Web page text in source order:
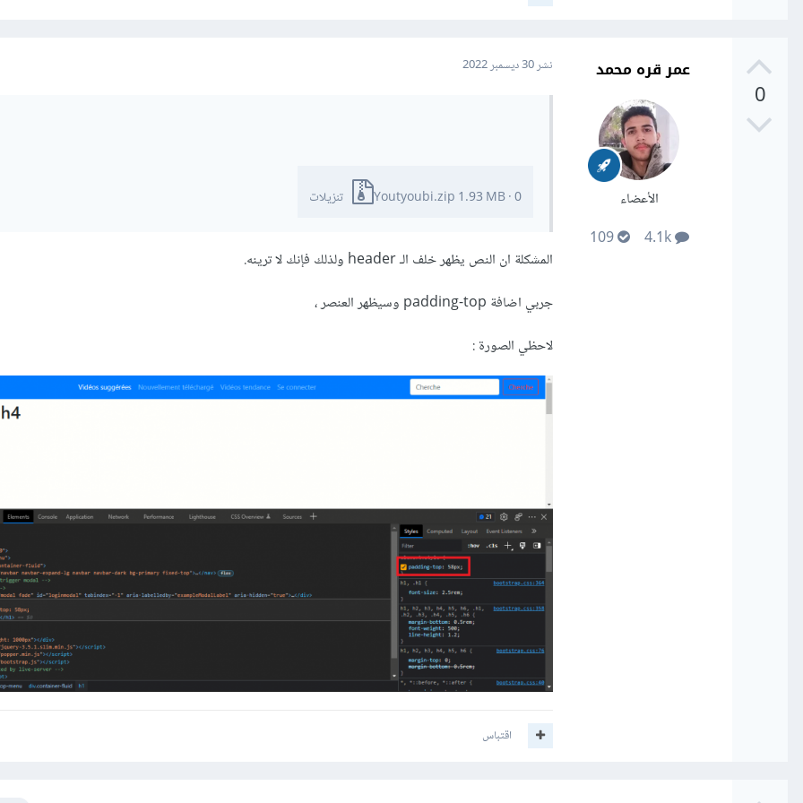
0
عمر قره محمد
الأعضاء
4.1k
109
نشر30 ديسمبر 2022
Youtyoubi.zip 1.93 MB·0 تنزيلات
المشكلة ان النص يظهر خلف الـ header ولذلك فإنك لا ترينه.
جربي اضافة padding-top وسيظهر العنصر ،
لاحظي الصورة:
اقتباس